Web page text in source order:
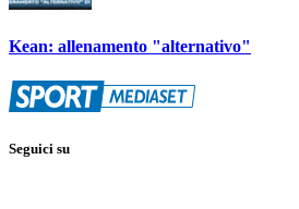
Kean: allenamento "alternativo"
Seguici su